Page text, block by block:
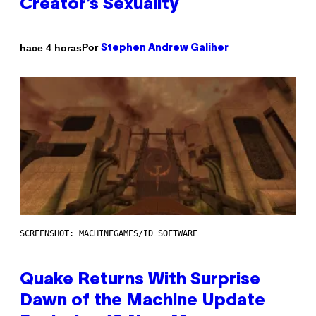
Creator’s Sexuality
hace 4 horasPor Stephen Andrew Galiher
SCREENSHOT: MACHINEGAMES/ID SOFTWARE
Quake Returns With Surprise
Dawn of the Machine Update